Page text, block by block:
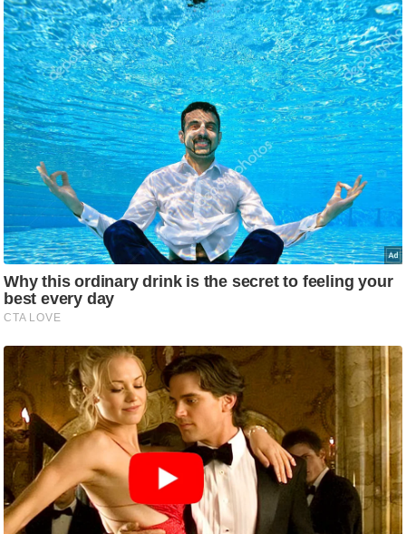
ग
त
बॉ
ली
वु
ड
हॉ
ली
ड
फि
ल्म
स
मी
क्षा
B
r
e
a
k
i
n